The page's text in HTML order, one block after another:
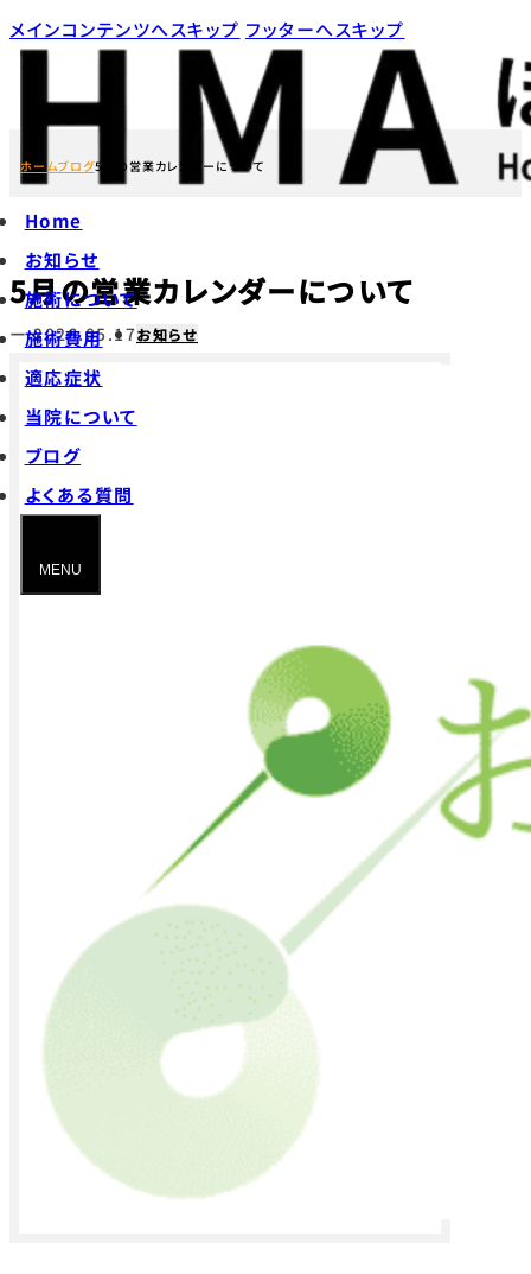
メインコンテンツへスキップ フッターへスキップ
Home
お知らせ
施術について
施術費用
適応症状
当院について
ブログ
よくある質問
ホームブログ5月の営業カレンダーについて
5月の営業カレンダーについて
ー 2026.05.17お知らせ